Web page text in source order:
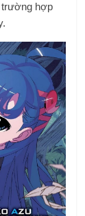
trường hợp